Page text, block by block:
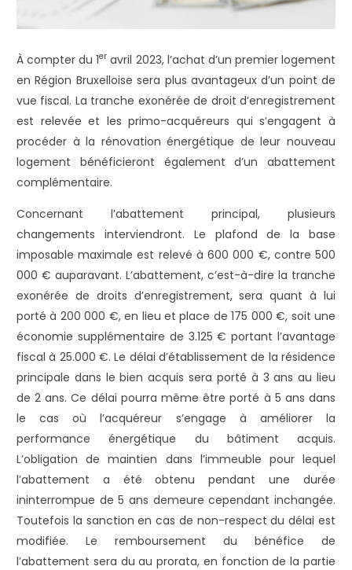
À compter du 1er avril 2023, l’achat d’un premier logement
en Région Bruxelloise sera plus avantageux d’un point de
vue fiscal. La tranche exonérée de droit d’enregistrement
est relevée et les primo-acquéreurs qui s’engagent à
procéder à la rénovation énergétique de leur nouveau
logement bénéficieront également d’un abattement
complémentaire.
Concernant l’abattement principal, plusieurs
changements interviendront. Le plafond de la base
imposable maximale est relevé à 600 000 €, contre 500
000 € auparavant. L’abattement, c’est-à-dire la tranche
exonérée de droits d’enregistrement, sera quant à lui
porté à 200 000 €, en lieu et place de 175 000 €, soit une
économie supplémentaire de 3.125 € portant l’avantage
fiscal à 25.000 €. Le délai d’établissement de la résidence
principale dans le bien acquis sera porté à 3 ans au lieu
de 2 ans. Ce délai pourra même être porté à 5 ans dans
le cas où l’acquéreur s’engage à améliorer la
performance énergétique du bâtiment acquis.
L’obligation de maintien dans l’immeuble pour lequel
l’abattement a été obtenu pendant une durée
ininterrompue de 5 ans demeure cependant inchangée.
Toutefois la sanction en cas de non-respect du délai est
modifiée. Le remboursement du bénéfice de
l’abattement sera du au prorata, en fonction de la partie